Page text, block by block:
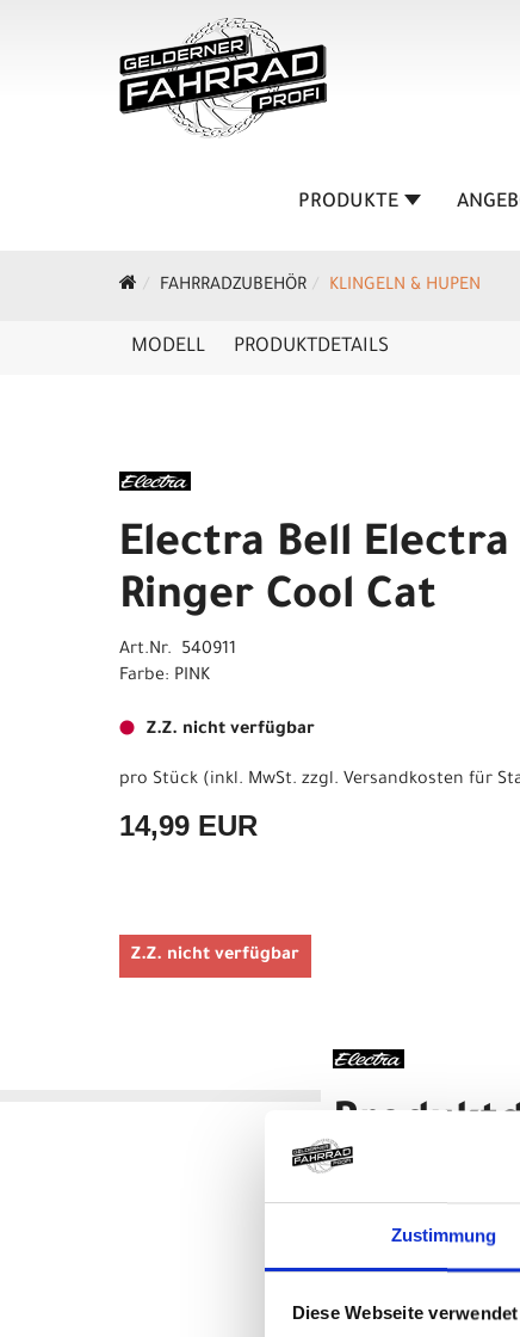
Zustimmung
Diese Webseite
PRODUKTE
FAHRRADZUBEHÖR KLINGELN & HUPEN
MODELL PRODUKTDETAILS
Electra Bell Electra
Ringer Cool Cat
Art.Nr. 540911
Farbe: PINK
Z.Z. nicht verfügbar
pro Stück (inkl. MwSt. zzgl. Versandkosten für
14,99 EUR
Z.Z. nicht verfügbar
Lass jeden wissen, dass du
- Leicht zu betätigender
Herstellerdaten gem. GPSR